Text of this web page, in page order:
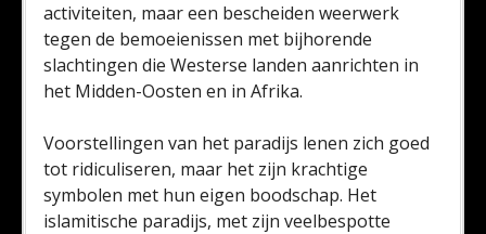
activiteiten, maar een bescheiden weerwerk
tegen de bemoeienissen met bijhorende
slachtingen die Westerse landen aanrichten in
het Midden-Oosten en in Afrika.
Voorstellingen van het paradijs lenen zich goed
tot ridiculiseren, maar het zijn krachtige
symbolen met hun eigen boodschap. Het
islamitische paradijs, met zijn veelbespotte